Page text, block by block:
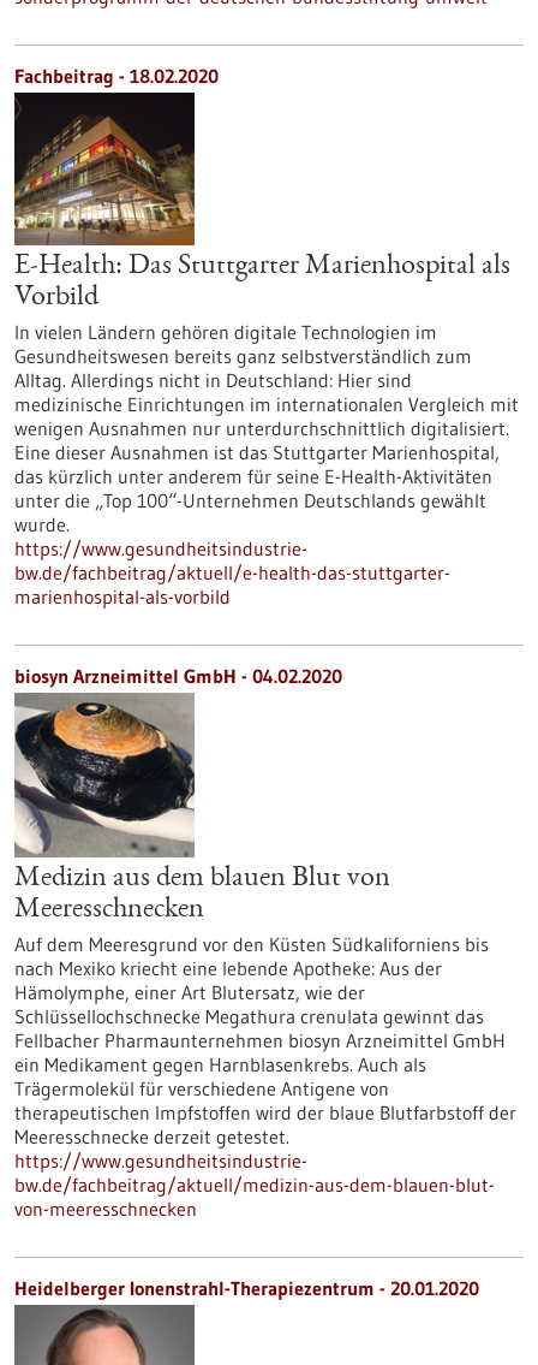
Fachbeitrag - 18.02.2020
E-Health: Das Stuttgarter Marienhospital als
Vorbild
In vielen Ländern gehören digitale Technologien im
Gesundheitswesen bereits ganz selbstverständlich zum
Alltag. Allerdings nicht in Deutschland: Hier sind
medizinische Einrichtungen im internationalen Vergleich mit
wenigen Ausnahmen nur unterdurchschnittlich digitalisiert.
Eine dieser Ausnahmen ist das Stuttgarter Marienhospital,
das kürzlich unter anderem für seine E-Health-Aktivitäten
unter die „Top 100“-Unternehmen Deutschlands gewählt
wurde.
https://www.gesundheitsindustrie-
bw.de/fachbeitrag/aktuell/e-health-das-stuttgarter-
marienhospital-als-vorbild
biosyn Arzneimittel GmbH - 04.02.2020
Medizin aus dem blauen Blut von
Meeresschnecken
Auf dem Meeresgrund vor den Küsten Südkaliforniens bis
nach Mexiko kriecht eine lebende Apotheke: Aus der
Hämolymphe, einer Art Blutersatz, wie der
Schlüssellochschnecke Megathura crenulata gewinnt das
Fellbacher Pharmaunternehmen biosyn Arzneimittel GmbH
ein Medikament gegen Harnblasenkrebs. Auch als
Trägermolekül für verschiedene Antigene von
therapeutischen Impfstoffen wird der blaue Blutfarbstoff der
Meeresschnecke derzeit getestet.
https://www.gesundheitsindustrie-
bw.de/fachbeitrag/aktuell/medizin-aus-dem-blauen-blut-
von-meeresschnecken
Heidelberger Ionenstrahl-Therapiezentrum - 20.01.2020